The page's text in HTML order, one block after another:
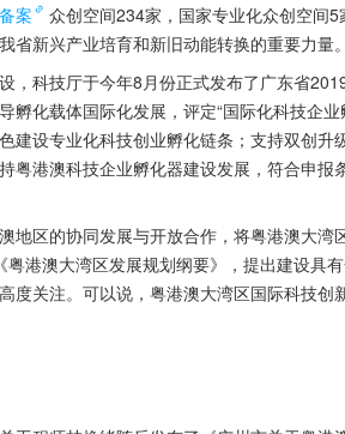
备案
众创空间234家，国家专业化众创空间
新兴产业培育和新旧动能转换的重要力量。
，科技厅于今年8月份正式发布了广东省
孵化载体国际化发展，评定“国际化科技企
建设专业化科技创业孵化链条；支持双创
粤港澳科技企业孵化器建设发展，符合申报
地区的协同发展与开放合作，将粤港澳大
港澳大湾区发展规划纲要》，提出建设具
度关注。可以说，粤港澳大湾区国际科技